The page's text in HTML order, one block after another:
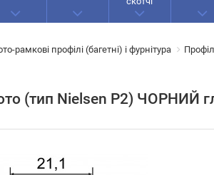
рамкові профілі (багетні) і фурнітура
(тип Nielsen Р2) ЧОРНИЙ